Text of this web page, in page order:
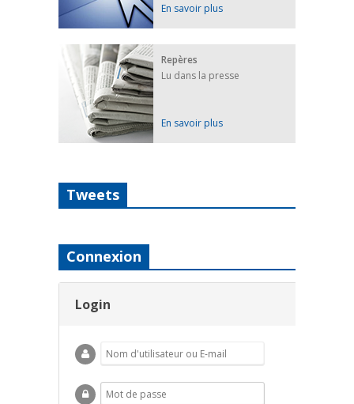
En savoir plus
Repères
Lu dans la presse
En savoir plus
Tweets
Connexion
Login